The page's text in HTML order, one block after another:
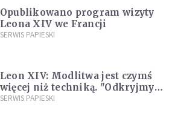
Opublikowano program wizyty
Leona XIV we Francji
SERWIS PAPIESKI
Leon XIV: Modlitwa jest czymś
więcej niż techniką. "Odkryjmy
ją na nowo"
SERWIS PAPIESKI